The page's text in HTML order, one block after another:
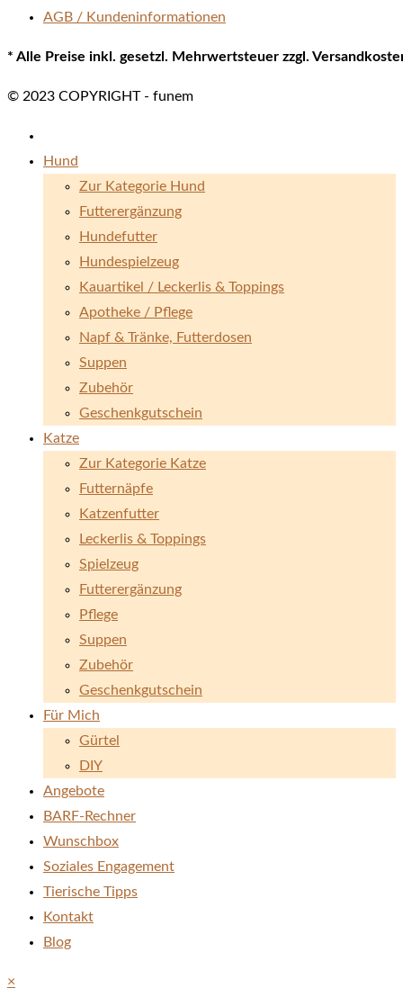
AGB / Kundeninformationen
* Alle Preise inkl. gesetzl. Mehrwertsteuer zzgl.
© 2023 COPYRIGHT - funem
Hund
Zur Kategorie Hund
Futterergänzung
Hundefutter
Hundespielzeug
Kauartikel / Leckerlis & Toppings
Apotheke / Pflege
Napf & Tränke, Futterdosen
Suppen
Zubehör
Geschenkgutschein
Katze
Zur Kategorie Katze
Futternäpfe
Katzenfutter
Leckerlis & Toppings
Spielzeug
Futterergänzung
Pflege
Suppen
Zubehör
Geschenkgutschein
Für Mich
Gürtel
DIY
Angebote
BARF-Rechner
Wunschbox
Soziales Engagement
Tierische Tipps
Kontakt
Blog
×